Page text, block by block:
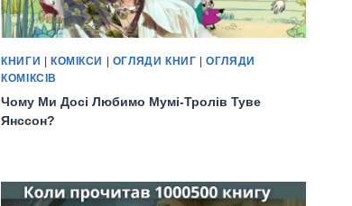
КНИГИ | КОМІКСИ | ОГЛЯДИ КНИГ |ОГЛЯДИ
КОМІКСІВ
Чому Ми Досі Любимо Мумі-Тролів Туве
Янссон?